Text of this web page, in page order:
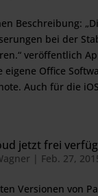
Beschreibung:
bei der
veröffentlich
Office
Auch für die
jetzt frei
| Feb. 27,
Versionen von